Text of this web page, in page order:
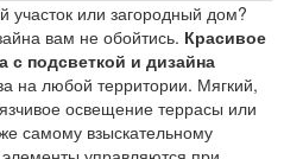
участок или загородный дом?
вам не обойтись. Красивое
с подсветкой и дизайна
на любой территории. Мягкий,
освещение террасы или
самому взыскательному